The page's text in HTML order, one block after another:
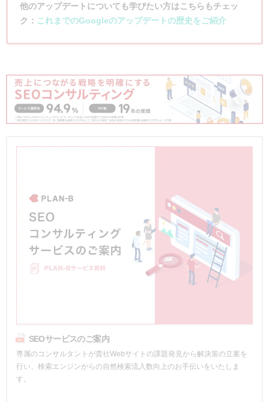
他のアップデートについても学びたい方はこちらもチェッ
ク： これまでのGoogleのアップデートの歴史をご紹介
SEOサービスのご案内
専属のコンサルタントが貴社Webサイトの課題発見から解決策の立案を
行い、検索エンジンからの自然検索流入数向上のお手伝いをいたしま
す。